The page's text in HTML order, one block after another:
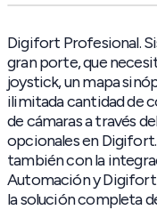
Digifort Profesional.
gran porte, que
joystick, un mapa
ilimitada cantidad de
de cámaras a través
opcionales en
también con la
Automación y Digifort
la solución completa